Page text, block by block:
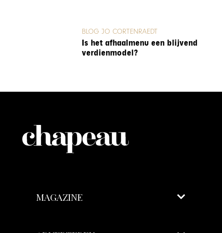
BLOG JO CORTENRAEDT
Is het afhaalmenu een blijvend
verdienmodel?
MAGAZINE